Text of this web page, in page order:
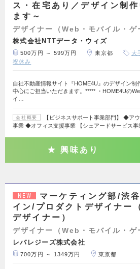
ス・在宅あり／デザイン制
ます～
デザイナー（Web・モバイル・ゲ
株式会社NTTデータ・ウィズ
500万円 ～ 599万円 東京都 大
祝休み
自社不動産情報サイト『HOME4U』のデザイン制
中心にご担当いただきます。***** ・HOME4Uの
イ…
会社概要
【ビジネスサポート事業部門】 ◆ア
事業 ◆オフィス支援事業 【シェアードサービス
興味あり
NEW
マーケティング部/渋
イン/プロダクトデザイナー
デザイナー）
デザイナー（Web・モバイル・ゲ
レバレジーズ株式会社
700万円 ～ 1349万円 東京都